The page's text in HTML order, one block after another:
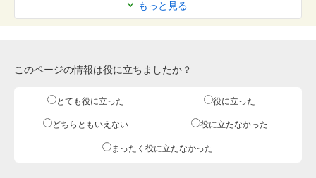
もっと見る
このページの情報は役に立ちましたか？
とても役に立った 役に立った
どちらともいえない 役に立たなかった
まったく役に立たなかった